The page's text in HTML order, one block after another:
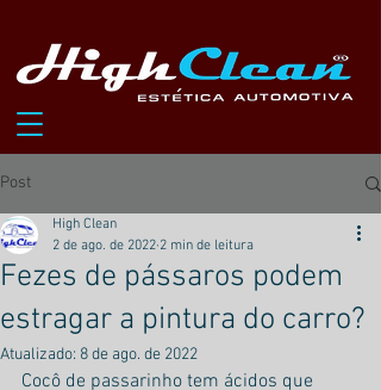
Post
Fezes de pássaros podem
estragar a pintura do carro?
High Clean
2 de ago. de 2022 2 min de leitura
Atualizado: 8 de ago. de 2022
Cocô de passarinho tem ácidos que